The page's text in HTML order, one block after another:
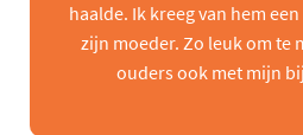
haalde. Ik kreeg van hem
zijn moeder. Zo leuk om te
ouders ook met mijn